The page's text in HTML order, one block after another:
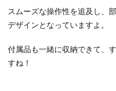
スムーズな操作性を追及し、
デザインとなっていますよ。
付属品も一緒に収納できて、
すね！